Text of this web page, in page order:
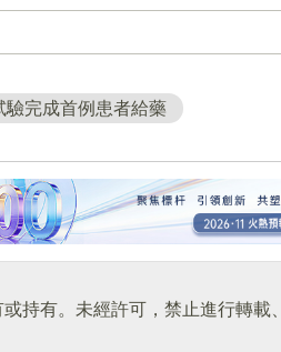
完成首例患者給藥
持有。未經許可，禁止進行轉載、